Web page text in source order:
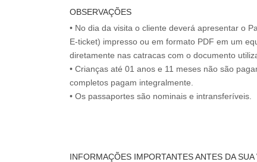
OBSERVAÇÕES
• No dia da visita o cliente deverá apresentar o
E-ticket) impresso ou em formato PDF em um
diretamente nas catracas com o documento
• Crianças até 01 anos e 11 meses não são
completos pagam integralmente.
INFORMAÇÕES IMPORTANTES ANTES DA SUA